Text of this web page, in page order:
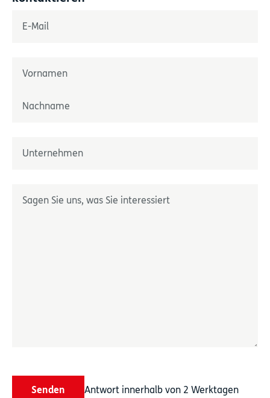
Senden Antwort innerhalb von 2 Werktagen